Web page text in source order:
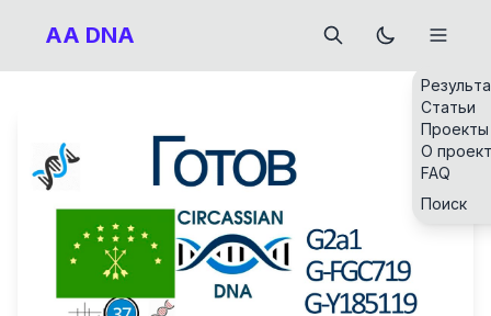
AA DNA
Статьи
Проекты
О
FAQ
Поиск